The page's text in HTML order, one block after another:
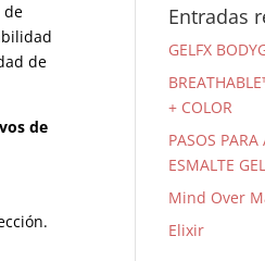
de
de
de
Entradas
GELFX
+ COLOR
PASOS PARA
ESMALTE
Mind Over
Elixir